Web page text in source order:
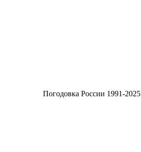
Погодовка России 1991-2025